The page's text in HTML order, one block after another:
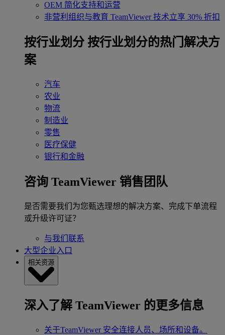
OEM 简化支持和运营
非营利组织与教育 TeamViewer 技术立享 30% 折扣
‌按行业划分 按行业划分的热门解决方
案
汽车
农业
物流
制造业
零售
医疗保健
银行和金融
咨询 TeamViewer 销售团队
是否需要我们为您甄选理想的解决方案、完成下单流程
或升级许可证？
与我们联系
大型企业入口
相关资源
深入了解 TeamViewer 的更多信息
关于TeamViewer 安全连接人员、场所和设备。